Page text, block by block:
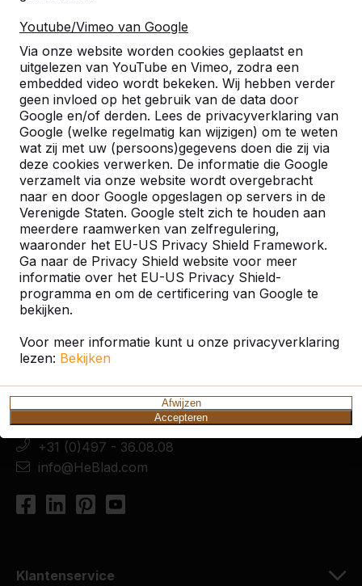
Youtube/Vimeo van Google
Via onze website worden cookies geplaatst en
uitgelezen van YouTube en Vimeo, zodra een
embedded video wordt bekeken. Wij hebben verder
geen invloed op het gebruik van de data door
Google en/of derden. Lees de privacyverklaring van
Google (welke regelmatig kan wijzigen) om te weten
wat zij met uw (persoons)gegevens doen die zij via
deze cookies verwerken. De informatie die Google
verzamelt via onze website wordt overgebracht
naar en door Google opgeslagen op servers in de
Verenigde Staten. Google stelt zich te houden aan
meerdere raamwerken van zelfregulering,
waaronder het EU-US Privacy Shield Framework.
Ga naar de Privacy Shield website voor meer
informatie over het EU-US Privacy Shield-
programma en om de certificering van Google te
bekijken.
Voor meer informatie kunt u onze privacyverklaring
lezen: Bekijken
Afwijzen
Accepteren
Zoek op plaats of postcode
Zie ook
Alblasserdam Dordrecht
Hendrik
Ido
Ambacht
Hendrik-
Ido-
Ambacht
Contact
HeBlad Nederland
Diamantweg 22
5527 LC Hapert
Nederland
+31 (0)497 - 36.08.08
info@HeBlad.com
Klantenservice